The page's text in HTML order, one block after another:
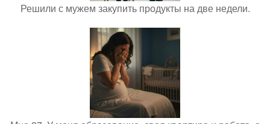
Решили с мужем закупить продукты на две недели.